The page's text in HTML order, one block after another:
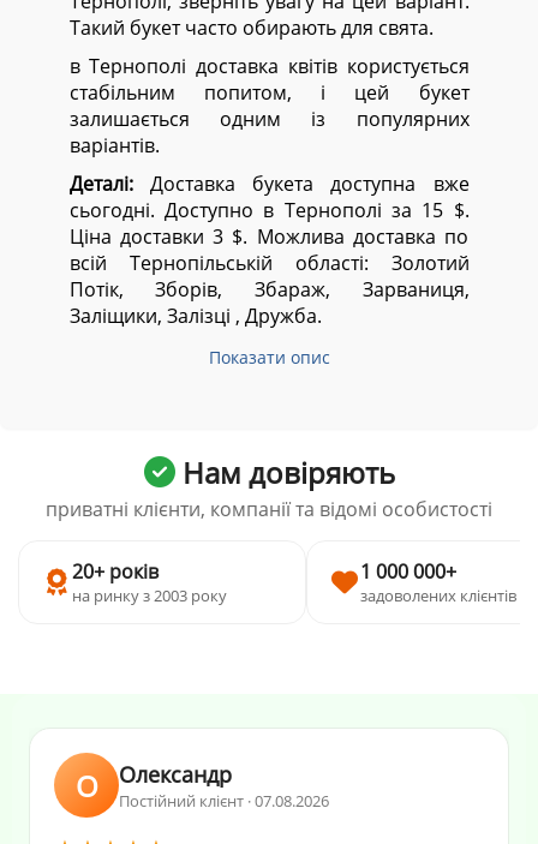
Такий букет часто обирають для свята.
в Тернополі доставка квітів користується
стабільним попитом, і цей букет
залишається одним із популярних
варіантів.
Деталі:Доставка букета доступна вже
сьогодні. Доступно в Тернополі за 15 $.
Ціна доставки 3 $. Можлива доставка по
всій Тернопільській області: Золотий
Потік, Зборів, Збараж, Зарваниця,
Заліщики, Залізці , Дружба.
Показати опис
Нам довіряють
приватні клієнти, компанії та відомі особистості
20+ років
на ринку з 2003 року
1 000 000+
задоволених клієнтів
О Олександр
Постійний клієнт · 07.08.2026